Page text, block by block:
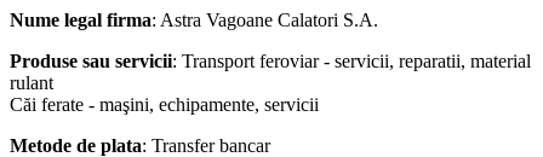
Nume legal firma: Astra Vagoane Calatori S.A.
Produse sau servicii: Transport feroviar - servicii, reparatii, material
rulant
Căi ferate - maşini, echipamente, servicii
Metode de plata: Transfer bancar